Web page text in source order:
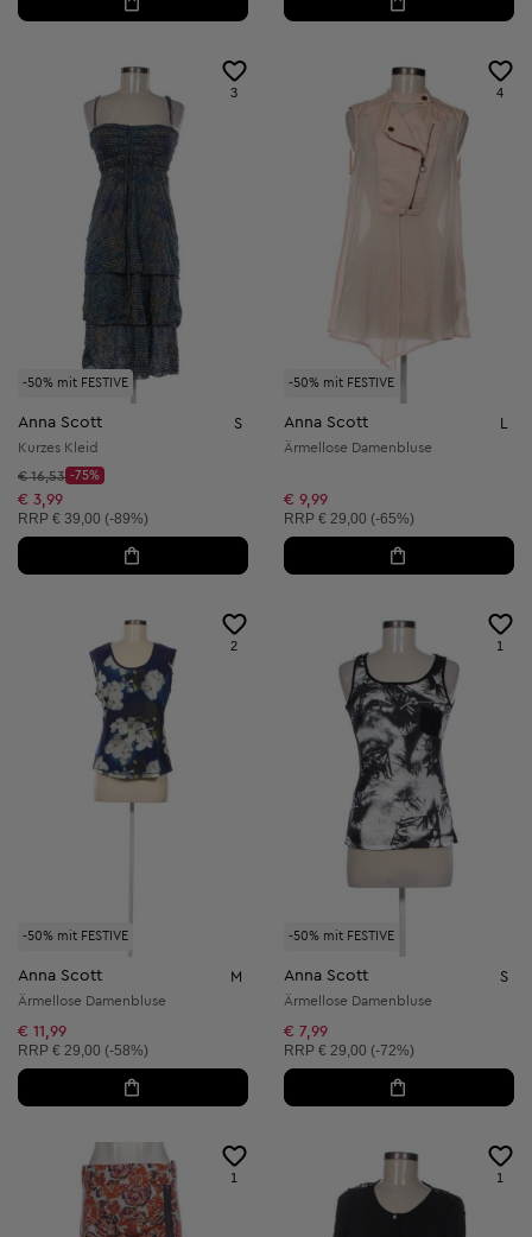
-50% mit FESTIVE
3
Anna Scott S
Kurzes Kleid
Startpreis:
€ 16,53
Discount Price:
-75%
Reduzierter Preis:
€ 3,99
Unverbindliche Preisempfehlung:
RRP € 39,00 (-89%)
-50% mit FESTIVE
4
Anna Scott L
Ärmellose Damenbluse
€ 9,99
Unverbindliche Preisempfehlung:
RRP € 29,00 (-65%)
-50% mit FESTIVE
2
Anna Scott M
Ärmellose Damenbluse
€ 11,99
Unverbindliche Preisempfehlung:
RRP € 29,00 (-58%)
-50% mit FESTIVE
1
Anna Scott S
Ärmellose Damenbluse
€ 7,99
Unverbindliche Preisempfehlung:
RRP € 29,00 (-72%)
1 1